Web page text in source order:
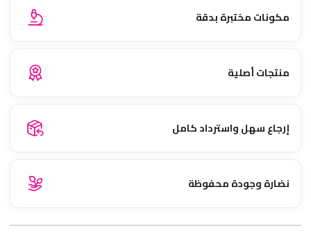
مكونات مختبرة بدقة
منتجات أصلية
إرجاع سهل واسترداد كامل
نضارة وجودة محفوظة